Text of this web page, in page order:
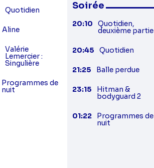
Quotidien
Aline
Valérie
Lemercier :
Singulière
Programmes de
nuit
Soirée
20:10 Quotidien,
deuxième partie
20:45 Quotidien
21:25 Balle perdue
23:15 Hitman &
bodyguard 2
01:22 Programmes de
nuit